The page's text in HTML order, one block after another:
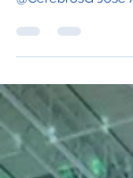
@CerebrosG José
Bayern Munich y...